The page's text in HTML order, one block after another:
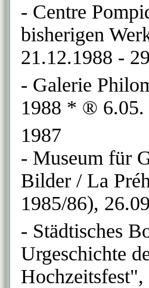
- Centre
bisherigen
21.12.1988 -
- Galerie
1988 * ® 6.05.
1987
- Museum für
Bilder / La
1985/86),
- Städtisches
Urgeschichte